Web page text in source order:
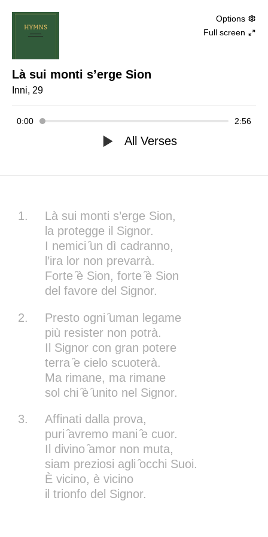
Là sui monti s’erge Sion
Inni, 29
0:00 2:56
All Verses
Options
Full screen
1.
Là sui monti s’erge Sion,
la protegge il Signor.
I nemici ̑un dì cadranno,
l’ira lor non prevarrà.
Forte ̑è Sion, forte ̑è Sion
del favore del Signor.
2.
Presto ogni ̑uman legame
più resister non potrà.
Il Signor con gran potere
terra ̑e cielo scuoterà.
Ma rimane, ma rimane
sol chi ̑è ̑unito nel Signor.
3.
Affinati dalla prova,
puri ̑avremo mani ̑e cuor.
Il divino ̑amor non muta,
siam preziosi agli ̑occhi Suoi.
È vicino, è vicino
il trionfo del Signor.